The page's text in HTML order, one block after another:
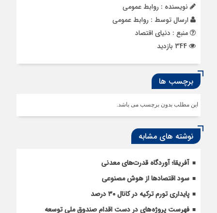
نویسنده : روابط عمومی
ارسال توسط : روابط عمومی
منبع : دنیای اقتصاد
برچسب ها
این مطلب بدون برچسب می باشد.
نوشته های مشابه
آفریقا؛ آوردگاه قدرت‌های معدنی
سود اقتصاد‌ها از هوش مصنوعی
پایداری تورم ترکیه در کانال ۳۰ درصد
فهرست پروژه‌های در دست اقدام صندوق ملی توسعه